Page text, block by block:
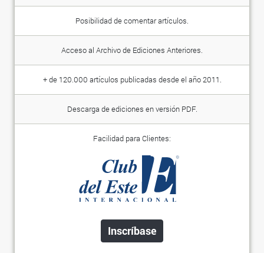
Posibilidad de comentar artículos.
Acceso al Archivo de Ediciones Anteriores.
+ de 120.000 artículos publicadas desde el año 2011.
Descarga de ediciones en versión PDF.
Facilidad para Clientes:
Inscríbase